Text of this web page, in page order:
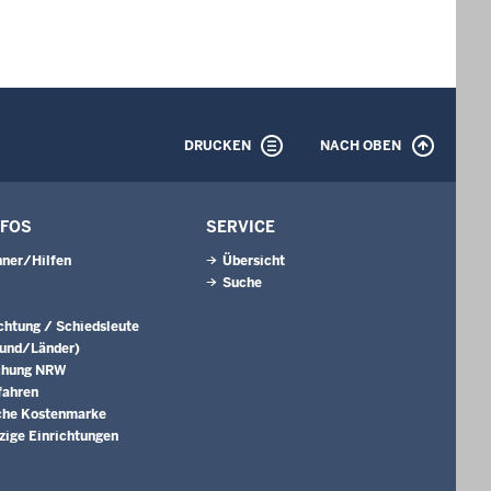
DRUCKEN NACH OBEN
Hilfen
/ Schiedsleute
Länder)
NRW
Kostenmarke
Einrichtungen
SERVICE
Übersicht
Suche